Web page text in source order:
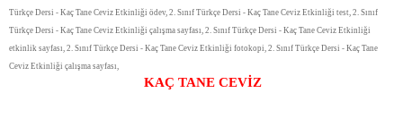
Türkçe Dersi - Kaç Tane Ceviz Etkinliği ödev, 2. Sınıf Türkçe Dersi - Kaç Tane Ceviz Etkinliği test, 2. Sınıf
Türkçe Dersi - Kaç Tane Ceviz Etkinliği çalışma sayfası, 2. Sınıf Türkçe Dersi - Kaç Tane Ceviz Etkinliği
etkinlik sayfası, 2. Sınıf Türkçe Dersi - Kaç Tane Ceviz Etkinliği fotokopi, 2. Sınıf Türkçe Dersi - Kaç Tane
Ceviz Etkinliği çalışma sayfası,
KAÇ TANE CEVİZ